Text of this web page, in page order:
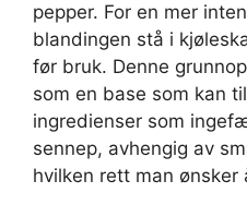
pepper. For en mer
blandingen stå i
før bruk. Denne
som en base som kan
ingredienser som
sennep, avhengig av
hvilken rett man ønsker